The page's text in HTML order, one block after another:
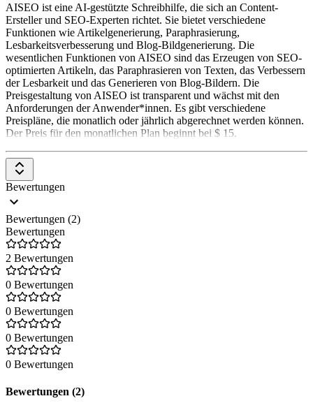
AISEO ist eine AI-gestützte Schreibhilfe, die sich an Content-
Ersteller und SEO-Experten richtet. Sie bietet verschiedene
Funktionen wie Artikelgenerierung, Paraphrasierung,
Lesbarkeitsverbesserung und Blog-Bildgenerierung. Die
wesentlichen Funktionen von AISEO sind das Erzeugen von SEO-
optimierten Artikeln, das Paraphrasieren von Texten, das Verbessern
der Lesbarkeit und das Generieren von Blog-Bildern. Die
Preisgestaltung von AISEO ist transparent und wächst mit den
Anforderungen der Anwender*innen. Es gibt verschiedene
Preispläne, die monatlich oder jährlich abgerechnet werden können.
Der Preis für den monatlichen Plan beginnt bei $ 15.
Bewertungen
Bewertungen (2)
Bewertungen
2 Bewertungen
0 Bewertungen
0 Bewertungen
0 Bewertungen
0 Bewertungen
Bewertungen (2)